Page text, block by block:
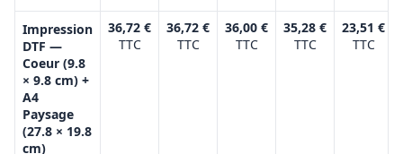
Impression
DTF —
Coeur (9.8
× 9.8 cm) +
A4
Paysage
(27.8 × 19.8
cm)
36,72 €
TTC
36,72 €
TTC
36,00 €
TTC
35,28 €
TTC
23,51 €
TTC